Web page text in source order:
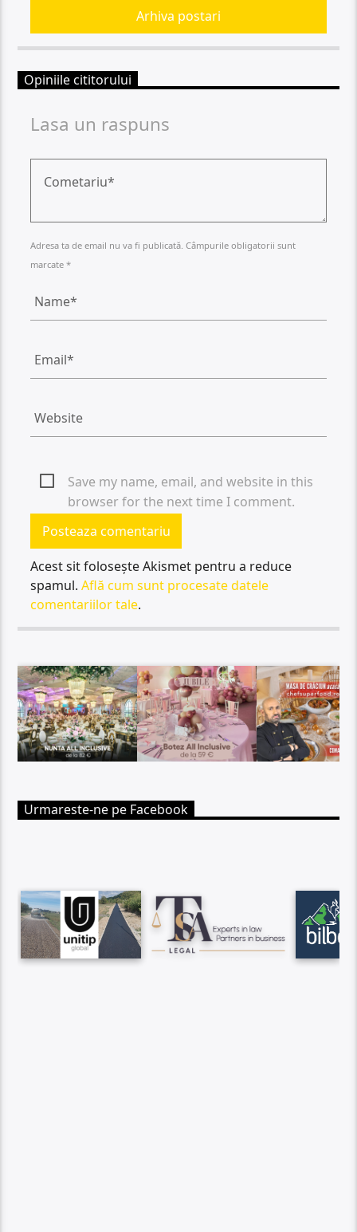
Arhiva postari
Opiniile cititorului
Lasa un raspuns
Adresa ta de email nu va fi publicată. Câmpurile obligatorii sunt
marcate *
Save my name, email, and website in this
browser for the next time I comment.
Acest sit folosește Akismet pentru a reduce
spamul.Află cum sunt procesate datele
comentariilor tale.
Urmareste-ne pe Facebook